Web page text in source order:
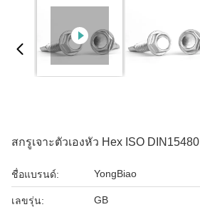
สกรูเจาะตัวเองหัว Hex ISO DIN15480
ชื่อแบรนด์: YongBiao
เลขรุ่น: GB